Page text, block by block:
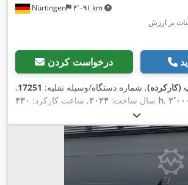
Nürtingen ۴٬۰۹۱ km
بر ارزش
درخواست کردن
(کارکرده), شماره دستگاه/وسیله نقلیه: 17251
,
سال ساخت: ۲۰۲۴, ساعت کارکرد: ۴۳۰ h ۲٬۰۰۰
۴٬۷۳۰ میلی‌متر
بار:۵۰۰ میلی‌متر , نوع سوخت:دیزل, نوع دکل:
سازه:۲٬۱۹۰ میلی‌متر , طول شاخک‌ها:
لاستیک جلو:7.00-15 5.50